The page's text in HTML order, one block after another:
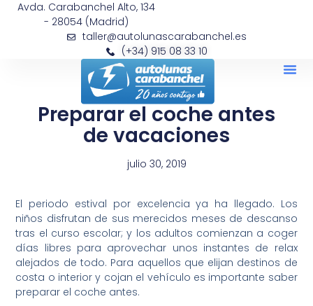
Avda. Carabanchel Alto, 134
- 28054 (Madrid)
taller@autolunascarabanchel.es
(+34) 915 08 33 10
Preparar el coche antes
de vacaciones
julio 30, 2019
El periodo estival por excelencia ya ha llegado. Los
niños disfrutan de sus merecidos meses de descanso
tras el curso escolar; y los adultos comienzan a coger
días libres para aprovechar unos instantes de relax
alejados de todo. Para aquellos que elijan destinos de
costa o interior y cojan el vehículo es importante saber
preparar el coche antes.